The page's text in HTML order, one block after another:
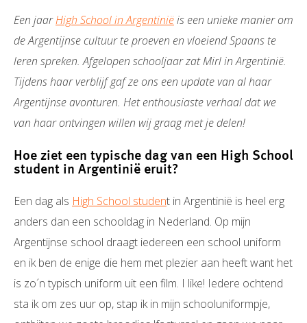
Een jaarHigh School in Argentiniëis een unieke manier om
de Argentijnse cultuur te proeven en vloeiend Spaans te
leren spreken. Afgelopen schooljaar zat Mirl in Argentinië.
Tijdens haar verblijf gaf ze ons een update van al haar
Argentijnse avonturen. Het enthousiaste verhaal dat we
van haar ontvingen willen wij graag met je delen!
Hoe ziet een typische dag van een High School
student in Argentinië eruit?
Een dag als High School student in Argentinië is heel erg
anders dan een schooldag in Nederland. Op mijn
Argentijnse school draagt iedereen een school uniform
en ik ben de enige die hem met plezier aan heeft want het
is zo´n typisch uniform uit een film. I like! Iedere ochtend
sta ik om zes uur op, stap ik in mijn schooluniformpje,